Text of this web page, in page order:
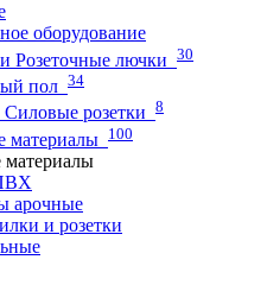
оборудование
Розеточные лючки 30
пол 34
Силовые розетки 8
материалы 100
арочные
и розетки